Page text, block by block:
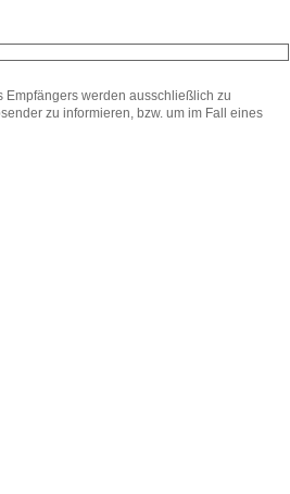
Empfängers werden ausschließlich zu
zu informieren, bzw. um im Fall eines